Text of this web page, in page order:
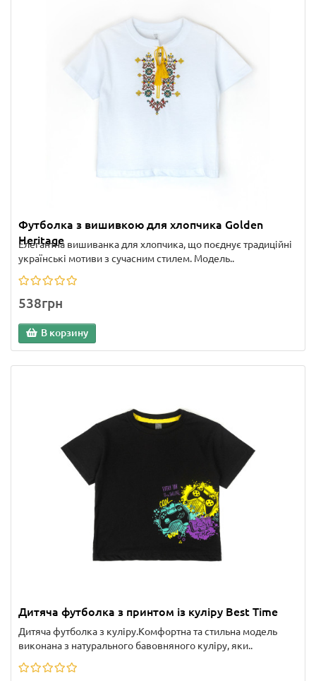
Футболка з вишивкою для хлопчика Golden
Heritage
Елегантна вишиванка для хлопчика, що поєднує традиційні
українські мотиви з сучасним стилем. Модель..
538грн
В корзину
Дитяча футболка з принтом із куліру Best Time
Дитяча футболка з куліру.Комфортна та стильна модель
виконана з натурального бавовняного куліру, яки..